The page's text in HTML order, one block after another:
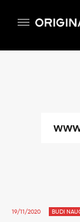
19/11/2020 BUDI